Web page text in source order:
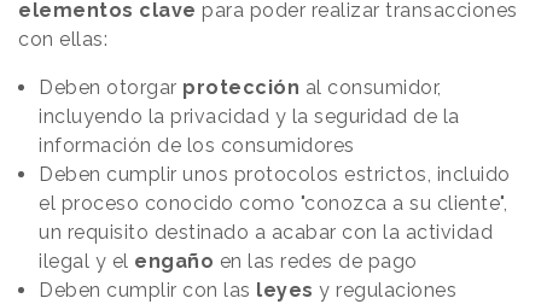
elementos clave para poder realizar transacciones
con ellas:
Deben otorgar protección al consumidor,
incluyendo la privacidad y la seguridad de la
información de los consumidores
Deben cumplir unos protocolos estrictos, incluido
el proceso conocido como "conozca a su cliente",
un requisito destinado a acabar con la actividad
ilegal y el engaño en las redes de pago
Deben cumplir con las leyes y regulaciones